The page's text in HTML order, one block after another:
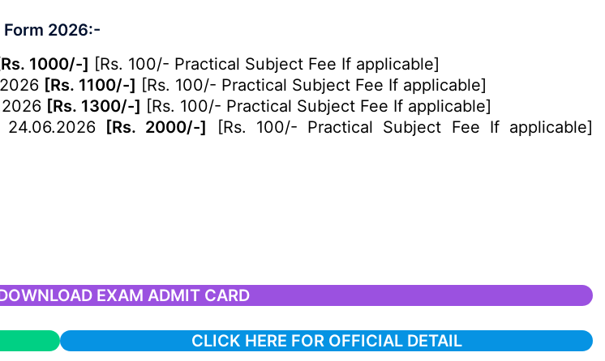
Form 2026:-
1000/-] [Rs. 100/- Practical Subject Fee If applicable]
[Rs. 1100/-] [Rs. 100/- Practical Subject Fee If applicable]
[Rs. 1300/-] [Rs. 100/- Practical Subject Fee If applicable]
[Rs. 2000/-]
[Rs. 100/- Practical Subject Fee If applicable]
EXAM ADMIT CARD
CLICK HERE FOR OFFICIAL DETAIL